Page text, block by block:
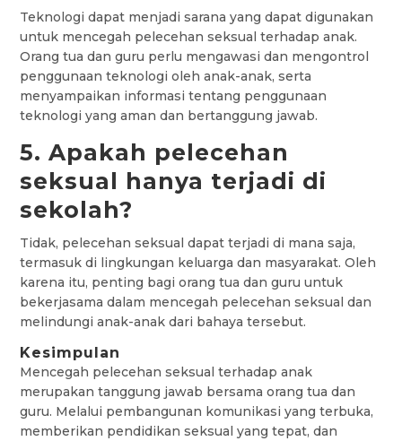
Teknologi dapat menjadi sarana yang dapat digunakan
untuk mencegah pelecehan seksual terhadap anak.
Orang tua dan guru perlu mengawasi dan mengontrol
penggunaan teknologi oleh anak-anak, serta
menyampaikan informasi tentang penggunaan
teknologi yang aman dan bertanggung jawab.
5. Apakah pelecehan
seksual hanya terjadi di
sekolah?
Tidak, pelecehan seksual dapat terjadi di mana saja,
termasuk di lingkungan keluarga dan masyarakat. Oleh
karena itu, penting bagi orang tua dan guru untuk
bekerjasama dalam mencegah pelecehan seksual dan
melindungi anak-anak dari bahaya tersebut.
Kesimpulan
Mencegah pelecehan seksual terhadap anak
merupakan tanggung jawab bersama orang tua dan
guru. Melalui pembangunan komunikasi yang terbuka,
memberikan pendidikan seksual yang tepat, dan